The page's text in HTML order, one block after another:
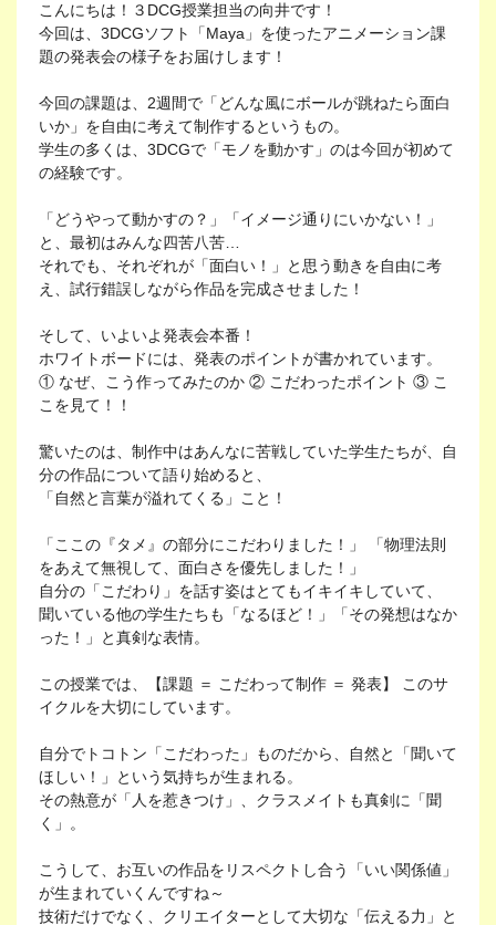
こんにちは！３DCG授業担当の向井です！
今回は、3DCGソフト「Maya」を使ったアニメーション課
題の発表会の様子をお届けします！
今回の課題は、2週間で「どんな風にボールが跳ねたら面白
いか」を自由に考えて制作するというもの。
学生の多くは、3DCGで「モノを動かす」のは今回が初めて
の経験です。
「どうやって動かすの？」「イメージ通りにいかない！」
と、最初はみんな四苦八苦…
それでも、それぞれが「面白い！」と思う動きを自由に考
え、試行錯誤しながら作品を完成させました！
そして、いよいよ発表会本番！
ホワイトボードには、発表のポイントが書かれています。
① なぜ、こう作ってみたのか ② こだわったポイント ③ こ
こを見て！！
驚いたのは、制作中はあんなに苦戦していた学生たちが、自
分の作品について語り始めると、
「自然と言葉が溢れてくる」こと！
「ここの『タメ』の部分にこだわりました！」 「物理法則
をあえて無視して、面白さを優先しました！」
自分の「こだわり」を話す姿はとてもイキイキしていて、
聞いている他の学生たちも「なるほど！」「その発想はなか
った！」と真剣な表情。
この授業では、【課題 ＝ こだわって制作 ＝ 発表】 このサ
イクルを大切にしています。
自分でトコトン「こだわった」ものだから、自然と「聞いて
ほしい！」という気持ちが生まれる。
その熱意が「人を惹きつけ」、クラスメイトも真剣に「聞
く」。
こうして、お互いの作品をリスペクトし合う「いい関係値」
が生まれていくんですね～
技術だけでなく、クリエイターとして大切な「伝える力」と